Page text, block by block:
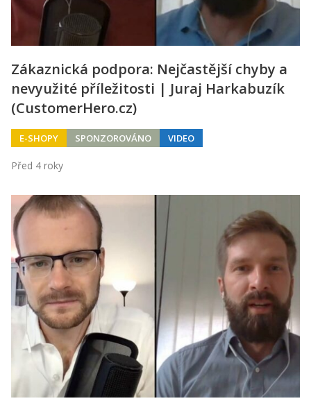
Zákaznická podpora: Nejčastější chyby a
nevyužité příležitosti | Juraj Harkabuzík
(CustomerHero.cz)
E-SHOPY SPONZOROVÁNO VIDEO
Před 4 roky